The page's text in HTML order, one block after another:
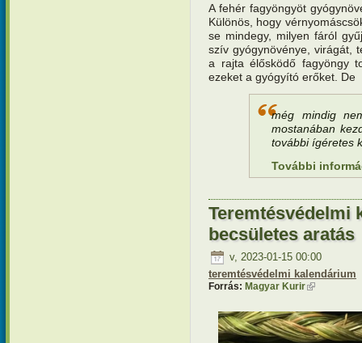
A fehér fagyöngyöt
Különös, hogy
se mindegy, milyen fáról
szív gyógynövénye, virágát,
a rajta élősködő fagyöngy
ezeket a gyógyító erőket. De
még mindig
mostanában
további ígéretes
További
Teremtésvédelmi
becsületes aratás
v, 2023-01-15 00:00
teremtésvédelmi kalendárium
Forrás: Magyar Kurir(külső